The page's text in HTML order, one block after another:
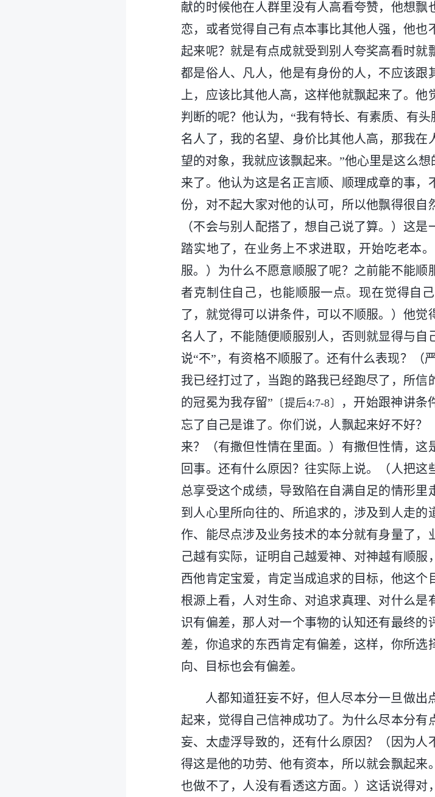
献的时候他在人群里没有人高看夸赞，他想飘
恋，或者觉得自己有点本事比其他人强，他
起来呢？就是有点成就受到别人夸奖高看时就
都是俗人、凡人，他是有身份的人，不应该跟
上，应该比其他人高，这样他就飘起来了。
判断的呢？他认为，“我有特长、有素质、有
名人了，我的名望、身价比其他人高，那我
望的对象，我就应该飘起来。”他心里是这么
来了。他认为这是名正言顺、顺理成章的事
份，对不起大家对他的认可，所以他飘得很自
（不会与别人配搭了，想自己说了算。）这
踏实地了，在业务上不求进取，开始吃老本
服。）为什么不愿意顺服了呢？之前能不能
者克制住自己，也能顺服一点。现在觉得自
了，就觉得可以讲条件，可以不顺服。）他
名人了，不能随便顺服别人，否则就显得与
说“不”，有资格不顺服了。还有什么表现？（
我已经打过了，当跑的路我已经跑尽了，所信
的冠冕为我存留” 〔提后4:7-8〕
，开始跟神讲条
忘了自己是谁了。你们说，人飘起来好不好
来？（有撒但性情在里面。）有撒但性情，这
回事。还有什么原因？往实际上说。（人把
总享受这个成绩，导致陷在自满自足的情形里
到人心里所向往的、所追求的，涉及到人走
作、能尽点涉及业务技术的本分就有身量了，
己越有实际，证明自己越爱神、对神越有顺
西他肯定宝爱，肯定当成追求的目标，他这
根源上看，人对生命、对追求真理、对什么是
识有偏差，那人对一个事物的认知还有最终
差，你追求的东西肯定有偏差，这样，你所
向、目标也会有偏差。
人都知道狂妄不好，但人尽本分一旦做
起来，觉得自己信神成功了。为什么尽本分
妄、太虚浮导致的，还有什么原因？（因为
得这是他的功劳、他有资本，所以就会飘起来
也做不了，人没有看透这方面。）这话说得